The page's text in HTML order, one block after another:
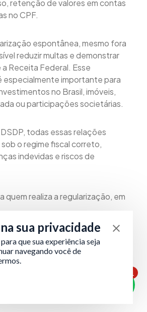
retenção de valores em contas
no CPF.
espontânea, mesmo fora
reduzir multas e demonstrar
Receita Federal. Esse
especialmente importante para
no Brasil, imóveis,
ou participações societárias.
todas essas relações
o regime fiscal correto,
indevidas e riscos de
quem realiza a regularização, em
ependências no CPF
e investimentos no Brasil;
reconhecimento daregularização
1
sua privacidade
que sua experiência seja
navegando você de